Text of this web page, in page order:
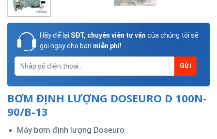
Hãy để lại SĐT, chuyên viên tư vấn của chúng tôi sẽ
gọi ngay cho bạn miễn phí!
BƠM ĐỊNH LƯỢNG DOSEURO D 100N-
90/B-13
Máy bơm định lượng Doseuro